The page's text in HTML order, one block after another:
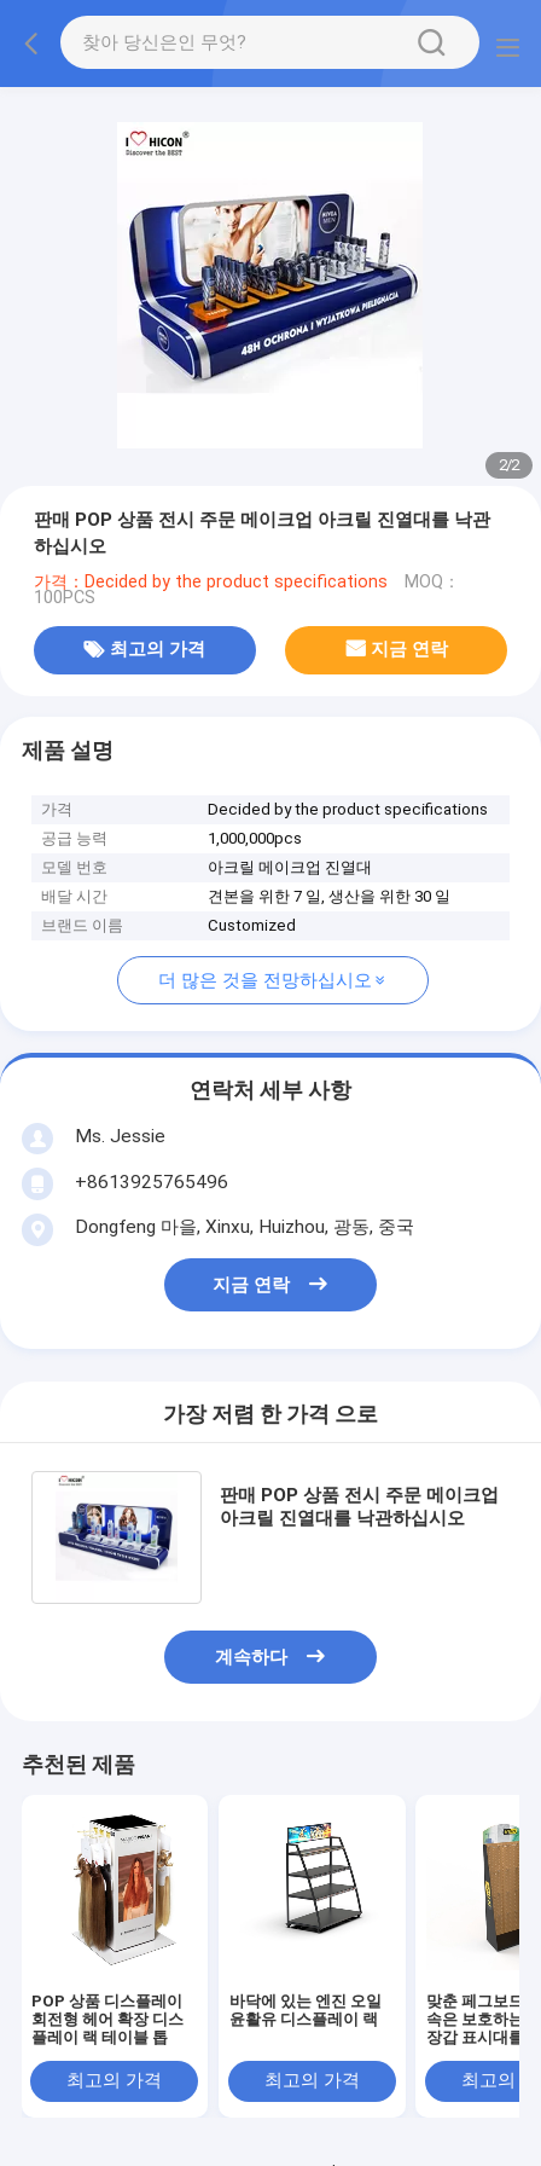
2/2
판매 POP 상품 전시 주문 메이크업 아크릴 진열대를 낙관
하십시오
가격：Decided by the product specifications MOQ：
100PCS
최고의 가격 지금 연락
제품 설명
가격
Decided by the product specifications
공급 능력
1,000,000pcs
모델 번호
아크릴 메이크업 진열대
배달 시간
견본을 위한 7 일, 생산을 위한 30 일
브랜드 이름
Customized
더 많은 것을 전망하십시오
연락처 세부 사항
Ms. Jessie
+8613925765496
Dongfeng 마을, Xinxu, Huizhou, 광동, 중국
지금 연락
가장 저렴 한 가격 으로
판매 POP 상품 전시 주문 메이크업
아크릴 진열대를 낙관하십시오
계속하다
추천된 제품
POP 상품 디스플레이
회전형 헤어 확장 디스
플레이 랙 테이블 톱
최고의 가격
바닥에 있는 엔진 오일
윤활유 디스플레이 랙
최고의 가격
맞춘 페그보드
속은 보호하는
장갑 표시대를
최고의